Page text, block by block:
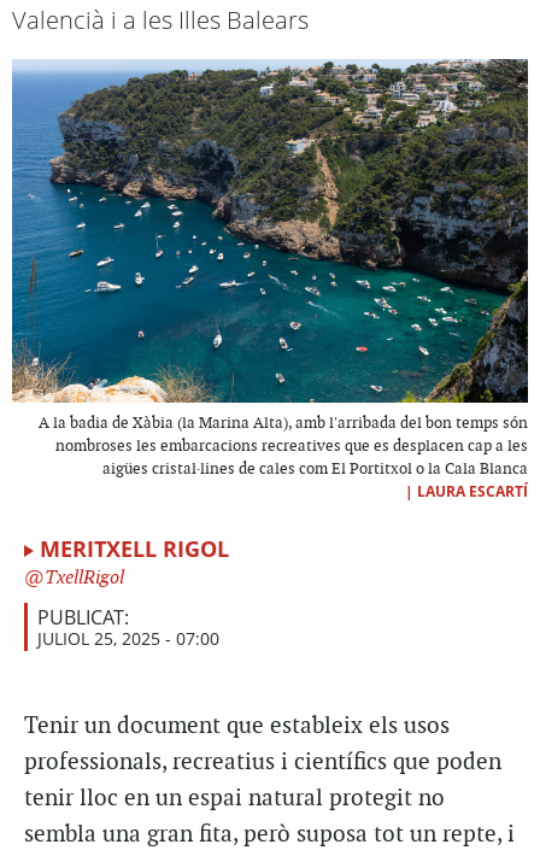
Valencià i a les Illes Balears
A la badia de Xàbia (la Marina Alta), amb l'arribada del bon temps són
nombroses les embarcacions recreatives que es desplacen cap a les
aigües cristal·lines de cales com El Portitxol o la Cala Blanca
| LAURA ESCARTÍ
MERITXELL RIGOL
TxellRigol
PUBLICAT:
JULIOL 25, 2025 - 07:00
Tenir un document que estableix els usos
professionals, recreatius i científics que poden
tenir lloc en un espai natural protegit no
sembla una gran fita, però suposa tot un repte, i